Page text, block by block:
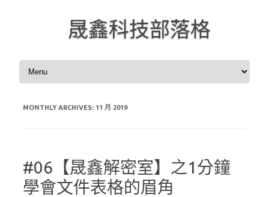
晟鑫科技部落格
Skip to content
MONTHLY ARCHIVES: 11 月 2019
#06【晟鑫解密室】之1分鐘
學會文件表格的眉角